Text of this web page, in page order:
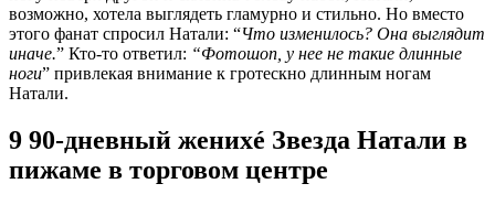
возможно, хотела выглядеть гламурно и стильно. Но вместо
этого фанат спросил Натали: “Что изменилось? Она выглядит
иначе.” Кто-то ответил: “Фотошоп, у нее не такие длинные
ноги” привлекая внимание к гротескно длинным ногам
Натали.
9 90-дневный женихé Звезда Натали в
пижаме в торговом центре